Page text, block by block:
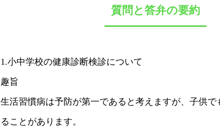
質問と答弁の要約
1.小中学校の健康診断検診について
趣旨
生活習慣病は予防が第一であると考えますが、子供
ることがあります。